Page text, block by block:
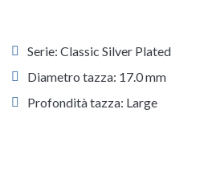
Serie: Classic Silver Plated
Diametro tazza: 17.0 mm
Profondità tazza: Large